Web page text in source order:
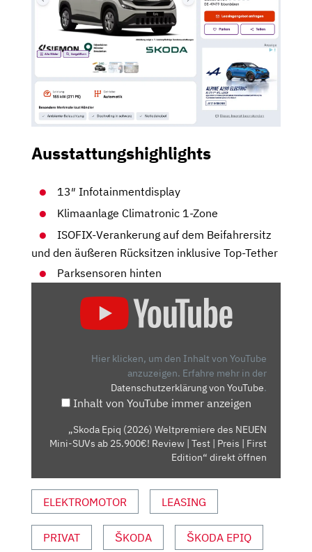
Ausstattungshighlights
13″ Infotainmentdisplay
Klimaanlage Climatronic 1-Zone
ISOFIX-Verankerung auf dem Beifahrersitz
und den äußeren Rücksitzen inklusive Top-Tether
Parksensoren hinten
25.900€!
TEST
PREIS
Hier klicken, um den Inhalt von YouTube
anzuzeigen. Erfahre mehr in der
Datenschutzerklärung von YouTube.
Inhalt von YouTube immer anzeigen
„Skoda Epiq (2026) Weltpremiere des NEUEN
Mini-SUVs ab 25.900€! Review | Test | Preis | First
Edition“ direkt öffnen
ELEKTROMOTOR LEASING
PRIVAT ŠKODA ŠKODA EPIQ